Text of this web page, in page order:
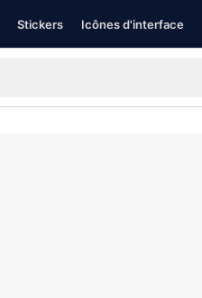
Stickers Icônes d'interface